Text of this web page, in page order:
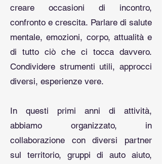
creare occasioni di incontro,
confronto e crescita. Parlare di salute
mentale, emozioni, corpo, attualità e
di tutto ciò che ci tocca davvero.
Condividere strumenti utili, approcci
diversi, esperienze vere.
​In questi primi anni di attività,
abbiamo organizzato, in
collaborazione con diversi partner
sul territorio, gruppi di auto aiuto,